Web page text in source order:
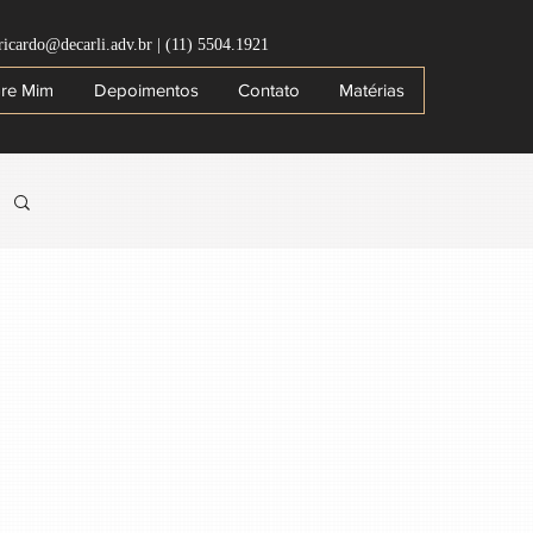
(11) 5504.1921
Mim Depoimentos Contato Matérias